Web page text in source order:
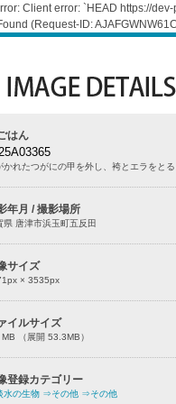
Client error: `HEAD https://
(Request-ID:
はん
かれたつがにの甲を外し、袴とエラをとる
年月 / 撮影場所
県 唐津市浜玉町五反田
サイズ
px × 3535px
イルサイズ
（展開 53.3MB）
登録カテゴリー
の生物 ⇒その他 ⇒その他